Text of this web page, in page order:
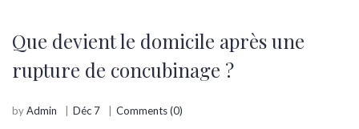
Que devient le domicile après une
rupture de concubinage ?
byAdmin Déc 7 Comments (0)